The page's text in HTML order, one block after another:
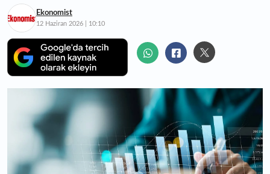
Ekonomist
12 Haziran 2026 | 10:10